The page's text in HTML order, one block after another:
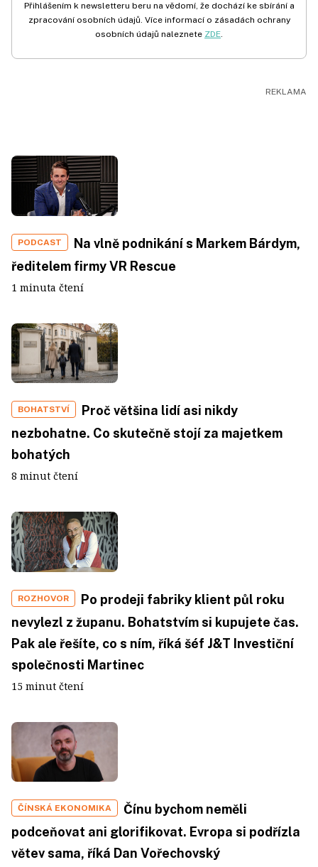
Přihlášením k newsletteru beru na vědomí, že dochází ke sbírání a
zpracování osobních údajů. Více informací o zásadách ochrany
osobních údajů naleznete ZDE.
PODCAST
Na vlně podnikání s Markem Bárdym,
ředitelem firmy VR Rescue
1 minuta čtení
BOHATSTVÍ
Proč většina lidí asi nikdy
nezbohatne. Co skutečně stojí za majetkem
bohatých
8 minut čtení
ROZHOVOR
Po prodeji fabriky klient půl roku
nevylezl z županu. Bohatstvím si kupujete čas.
Pak ale řešíte, co s ním, říká šéf J&T Investiční
společnosti Martinec
15 minut čtení
ČÍNSKÁ EKONOMIKA
Čínu bychom neměli
podceňovat ani glorifikovat. Evropa si podřízla
větev sama, říká Dan Vořechovský